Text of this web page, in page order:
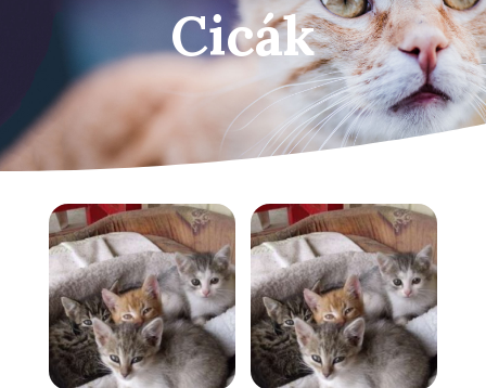
Cicák